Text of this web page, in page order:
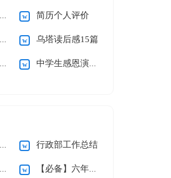
简历个人评价
乌塔读后感15篇
中学生感恩演讲稿
行政部工作总结
【必备】六年级上册教学计划3篇